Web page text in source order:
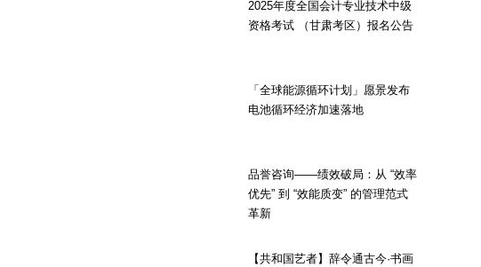
2025年度全国会计专业技术中级
资格考试 （甘肃考区）报名公告
「全球能源循环计划」愿景发布
电池循环经济加速落地
品誉咨询——绩效破局：从 “效率
优先” 到 “效能质变” 的管理范式
革新
【共和国艺者】辞令通古今·书画